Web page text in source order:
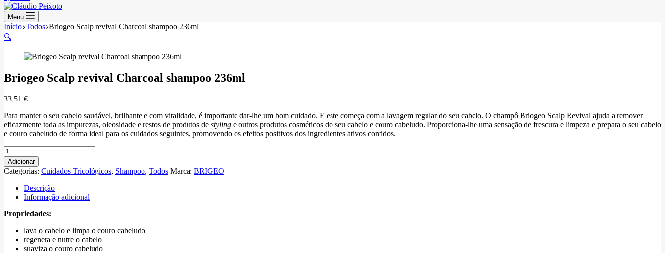
de
compras
Menu
Início Todos Briogeo Scalp revival Charcoal shampoo 236ml
🔍
Briogeo Scalp revival Charcoal shampoo 236ml
33,51 €
Para manter o seu cabelo saudável, brilhante e com vitalidade, é importante dar-lhe um bom cuidado. E este começa com a lavagem regular do seu cabelo. O champô Briogeo Scalp Revival ajuda a remover
eficazmente toda as impurezas, oleosidade e restos de produtos de styling e outros produtos cosméticos do seu cabelo e couro cabeludo. Proporciona-lhe uma sensação de frescura e limpeza e prepara o seu cabelo
e couro cabeludo de forma ideal para os cuidados seguintes, promovendo os efeitos positivos dos ingredientes ativos contidos.
Quantidade
de
Briogeo
Scalp
revival
Charcoal
shampoo
236ml
Adicionar
Categorias: Cuidados Tricológicos, Shampoo, Todos Marca: BRIGEO
Descrição
Informação adicional
Propriedades:
lava o cabelo e limpa o couro cabeludo
regenera e nutre o cabelo
suaviza o couro cabeludo